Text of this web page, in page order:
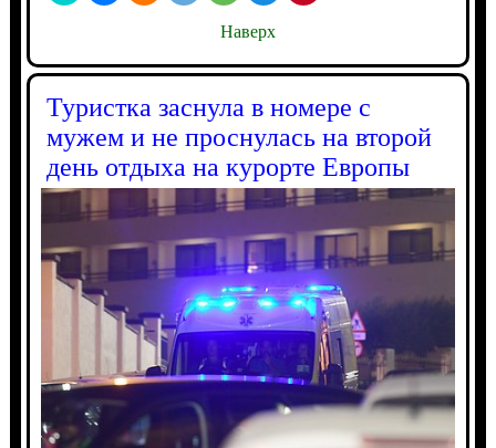
Наверх
Туристка заснула в номере с
мужем и не проснулась на второй
день отдыха на курорте Европы